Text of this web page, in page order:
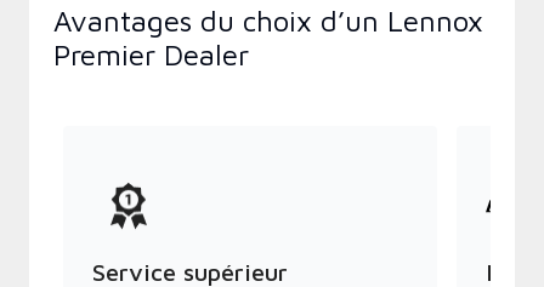
Avantages du choix d’un Lennox
Premier Dealer
Service supérieur